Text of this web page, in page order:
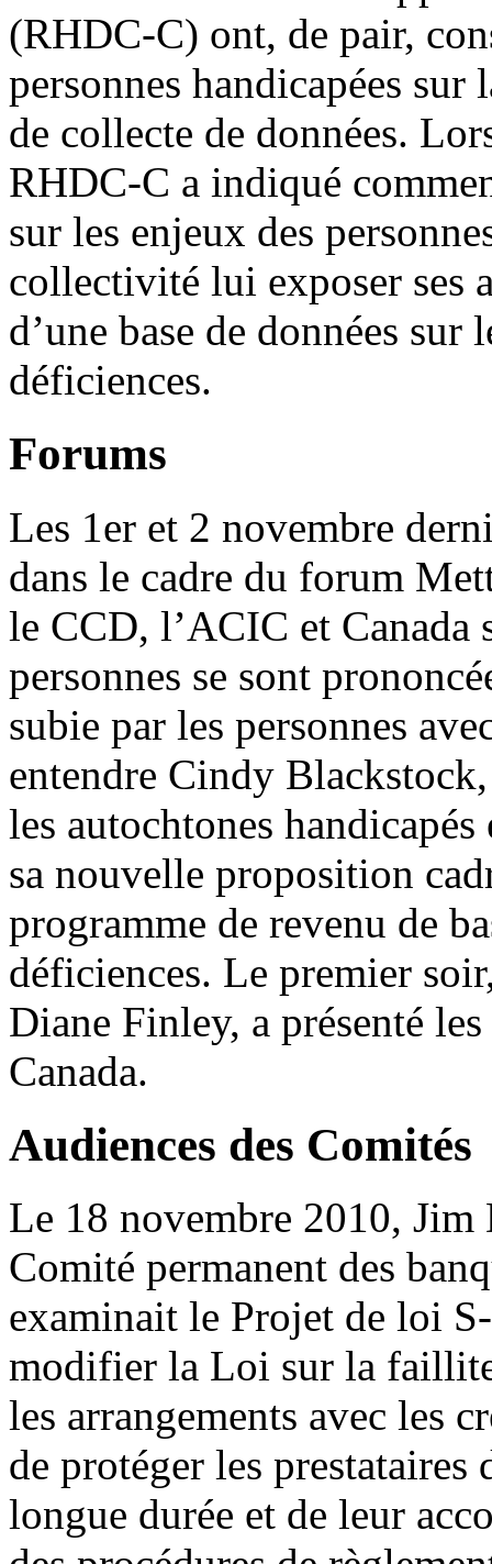
(RHDC-C) ont, de pair,
personnes handicapées
de collecte de données.
RHDC-C a indiqué
sur les enjeux des
collectivité lui exposer ses
d’une base de données sur
déficiences.
Forums
Les 1er et 2 novembre
dans le cadre du forum
le CCD, l’ACIC et Canada
personnes se sont
subie par les personnes
entendre Cindy
les autochtones
sa nouvelle proposition
programme de revenu de
déficiences. Le premier
Diane Finley, a présenté
Canada.
Audiences des Comités
Le 18 novembre 2010, Jim
Comité permanent des
examinait le Projet de loi
modifier la Loi sur la
les arrangements avec les
de protéger les
longue durée et de leur